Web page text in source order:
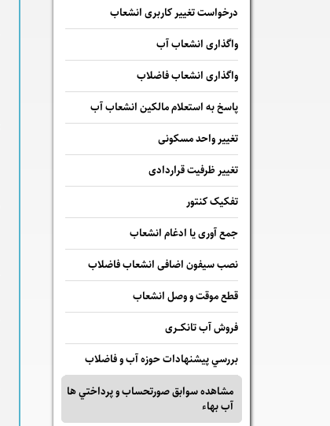
درخواست تغییر کاربری انشعاب
واگذاری انشعاب آب
واگذاری انشعاب فاضلاب
پاسخ به استعلام مالكين انشعاب آب
تغییر واحد مسکونی
تغییر ظرفیت قراردادی
تفکیک کنتور
جمع آوری یا ادغام انشعاب
نصب سیفون اضافی انشعاب فاضلاب
قطع موقت و وصل انشعاب
فروش آب تانکــری
بررسي پيشنهادات حوزه آب و فاضلاب
مشاهده سوابق صورتحساب و پرداختي ها
آب بهاء